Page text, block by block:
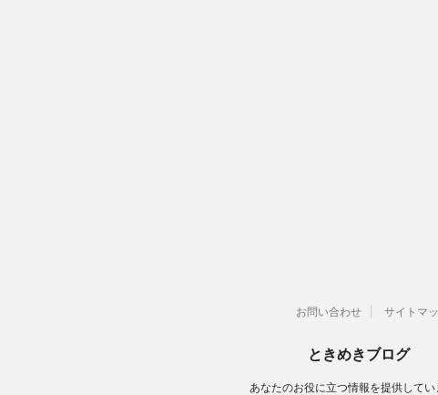
お問い合わせ サイトマ
ときめきブログ
あなたのお役に立つ情報を提供してい